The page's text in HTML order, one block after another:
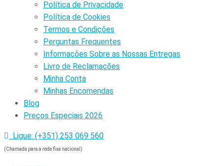
Política de Privacidade
Política de Cookies
Termos e Condições
Perguntas Frequentes
Informações Sobre as Nossas Entregas
Livro de Reclamações
Minha Conta
Minhas Encomendas
Blog
Preços Especiais 2026
Ligue: (+351) 253 069 560
(Chamada para a rede fixa nacional)